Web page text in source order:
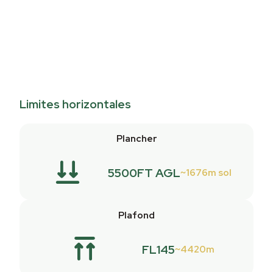
Limites horizontales
Plancher
5500FT AGL 1676m sol
Plafond
FL145 4420m